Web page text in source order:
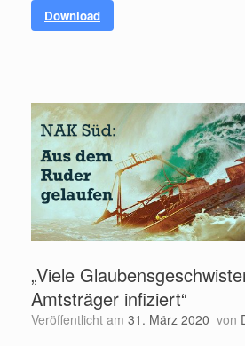
Download
„Viele
Amtsträger infiziert“
Veröffentlicht am 31. März 2020 von